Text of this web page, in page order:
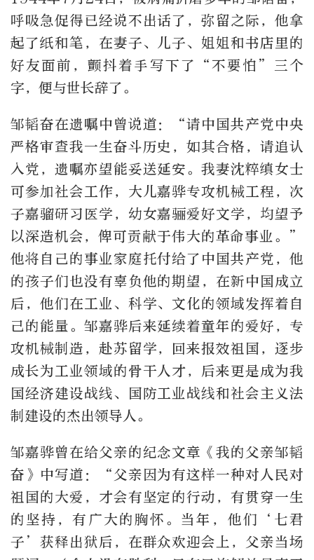
呼吸急促得已经说不出话了，弥留之际，他拿
起了纸和笔，在妻子、儿子、姐姐和书店里的
好友面前，颤抖着手写下了“不要怕”三个
字，便与世长辞了。
邹韬奋在遗嘱中曾说道：“请中国共产党中央
严格审查我一生奋斗历史，如其合格，请追认
入党，遗嘱亦望能妥送延安。我妻沈粹缜女士
可参加社会工作，大儿嘉骅专攻机械工程，次
子嘉骝研习医学，幼女嘉骊爱好文学，均望予
以深造机会，俾可贡献于伟大的革命事业。”
他将自己的事业家庭托付给了中国共产党，他
的孩子们也没有辜负他的期望，在新中国成立
后，他们在工业、科学、文化的领域发挥着自
己的能量。邹嘉骅后来延续着童年的爱好，专
攻机械制造，赴苏留学，回来报效祖国，逐步
成长为工业领域的骨干人才，后来更是成为我
国经济建设战线、国防工业战线和社会主义法
制建设的杰出领导人。
邹嘉骅曾在给父亲的纪念文章《我的父亲邹韬
奋》中写道：“父亲因为有这样一种对人民对
祖国的大爱，才会有坚定的行动，有贯穿一生
的坚持，有广大的胸怀。当年，他们‘七君
子’获释出狱后，在群众欢迎会上，父亲当场